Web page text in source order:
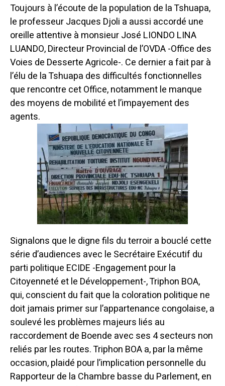
Toujours à l’écoute de la population de la Tshuapa,
le professeur Jacques Djoli a aussi accordé une
oreille attentive à monsieur José LIONDO LINA
LUANDO, Directeur Provincial de l’OVDA -Office des
Voies de Desserte Agricole-. Ce dernier a fait par à
l’élu de la Tshuapa des difficultés fonctionnelles
que rencontre cet Office, notamment le manque
des moyens de mobilité et l’impayement des
agents.
Signalons que le digne fils du terroir a bouclé cette
série d’audiences avec le Secrétaire Exécutif du
parti politique ECIDE -Engagement pour la
Citoyenneté et le Développement-, Triphon BOA,
qui, conscient du fait que la coloration politique ne
doit jamais primer sur l’appartenance congolaise, a
soulevé les problèmes majeurs liés au
raccordement de Boende avec ses 4 secteurs non
reliés par les routes. Triphon BOA a, par la même
occasion, plaidé pour l’implication personnelle du
Rapporteur de la Chambre basse du Parlement, en